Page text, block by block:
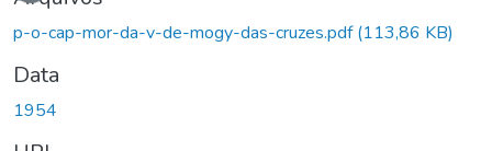
p-o-cap-mor-da-v-de-mogy-das-cruzes.pdf(113,86 KB)
Data
1954